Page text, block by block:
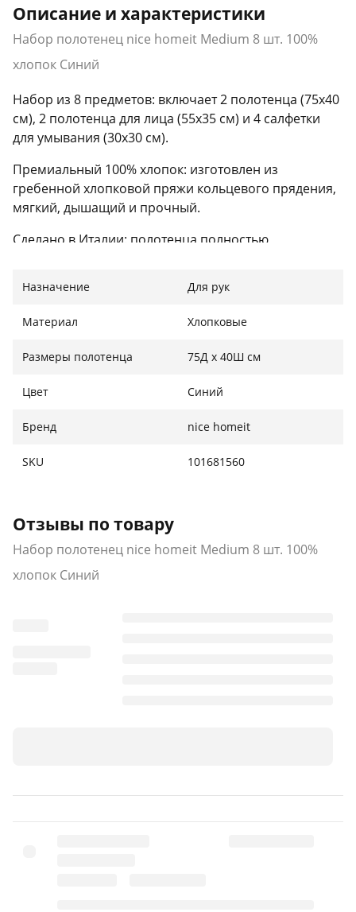
Описание и характеристики
Набор полотенец nice homeit Medium 8 шт. 100%
хлопок Синий
Набор из 8 предметов: включает 2 полотенца (75x40
см), 2 полотенца для лица (55x35 см) и 4 салфетки
для умывания (30x30 см).
Премиальный 100% хлопок: изготовлен из
гребенной хлопковой пряжи кольцевого прядения,
мягкий, дышащий и прочный.
Сделано в Италии: полотенца полностью
идеально подходит для бережного высушивания
двойную строчку по краю для чистого и
Назначение Для рук
Материал Хлопковые
Размеры полотенца 75Д x 40Ш см
Цвет Синий
Бренд nice homeit
SKU 101681560
Отзывы по товару
Набор полотенец nice homeit Medium 8 шт. 100%
хлопок Синий